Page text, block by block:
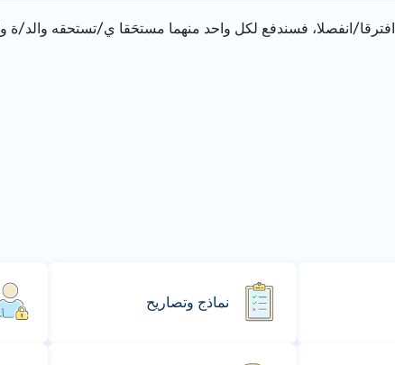
افترقا/انفصلا، فسندفع لكل واحد منهما مستحَقا ي/تستحقه والد/ة
نماذج وتصاريح